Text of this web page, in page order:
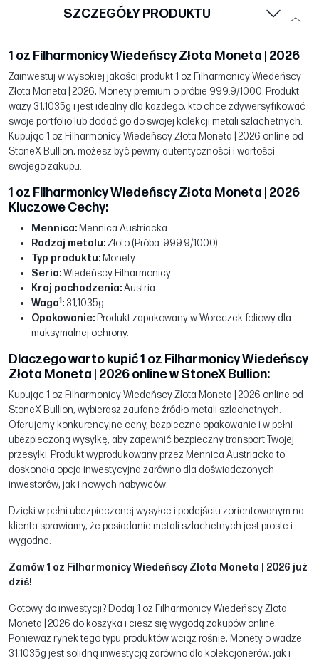
SZCZEGÓŁY PRODUKTU
1 oz Filharmonicy Wiedeńscy Złota Moneta | 2026
Zainwestuj w wysokiej jakości produkt 1 oz Filharmonicy Wiedeńscy
Złota Moneta | 2026, Monety premium o próbie 999.9/1000. Produkt
waży 31,1035g i jest idealny dla każdego, kto chce zdywersyfikować
swoje portfolio lub dodać go do swojej kolekcji metali szlachetnych.
Kupując 1 oz Filharmonicy Wiedeńscy Złota Moneta | 2026 online od
StoneX Bullion, możesz być pewny autentyczności i wartości
swojego zakupu.
1 oz Filharmonicy Wiedeńscy Złota Moneta | 2026
Kluczowe Cechy:
Mennica: Mennica Austriacka
Rodzaj metalu:Złoto (Próba: 999.9/1000)
Typ produktu: Monety
Seria:Wiedeńscy Filharmonicy
Kraj pochodzenia:Austria
Waga1: 31,1035g
Opakowanie: Produkt zapakowany w Woreczek foliowy dla
maksymalnej ochrony.
Dlaczego warto kupić 1 oz Filharmonicy Wiedeńscy
Złota Moneta | 2026 online w StoneX Bullion:
Kupując 1 oz Filharmonicy Wiedeńscy Złota Moneta | 2026 online od
StoneX Bullion, wybierasz zaufane źródło metali szlachetnych.
Oferujemy konkurencyjne ceny, bezpieczne opakowanie i w pełni
ubezpieczoną wysyłkę, aby zapewnić bezpieczny transport Twojej
przesyłki. Produkt wyprodukowany przez Mennica Austriacka to
doskonała opcja inwestycyjna zarówno dla doświadczonych
inwestorów, jak i nowych nabywców.
Dzięki w pełni ubezpieczonej wysyłce i podejściu zorientowanym na
klienta sprawiamy, że posiadanie metali szlachetnych jest proste i
wygodne.
Zamów 1 oz Filharmonicy Wiedeńscy Złota Moneta | 2026 już
dziś!
Gotowy do inwestycji? Dodaj 1 oz Filharmonicy Wiedeńscy Złota
Moneta | 2026 do koszyka i ciesz się wygodą zakupów online.
Ponieważ rynek tego typu produktów wciąż rośnie, Monety o wadze
31,1035g jest solidną inwestycją zarówno dla kolekcjonerów, jak i